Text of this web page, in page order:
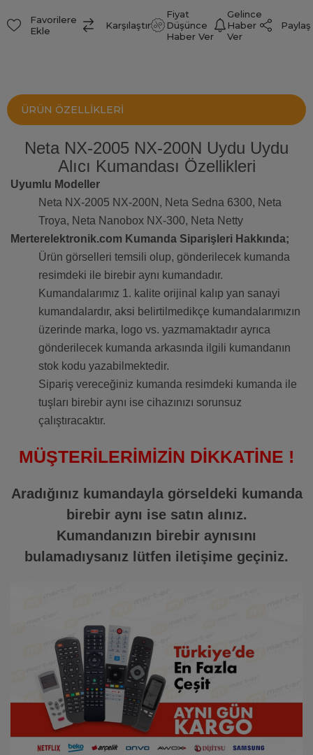
Favorilere
Ekle
Karşılaştır
Fiyat
Düşünce
Haber Ver
Gelince
Haber
Ver
Paylaş
ÜRÜN ÖZELLIKLERI
Neta NX-2005 NX-200N Uydu Uydu
Alıcı Kumandası Özellikleri
Uyumlu Modeller
Neta NX-2005 NX-200N, Neta Sedna 6300, Neta
Troya, Neta Nanobox NX-300, Neta Netty
Merterelektronik.com Kumanda Siparişleri Hakkında;
Ürün görselleri temsili olup, gönderilecek kumanda
resimdeki ile birebir aynı kumandadır.
Kumandalarımız 1. kalite orijinal kalıp yan sanayi
kumandalardır, aksi belirtilmedikçe kumandalarımızın
üzerinde marka, logo vs. yazmamaktadır ayrıca
gönderilecek kumanda arkasında ilgili kumandanın
stok kodu yazabilmektedir.
Sipariş vereceğiniz kumanda resimdeki kumanda ile
tuşları birebir aynı ise cihazınızı sorunsuz
çalıştıracaktır.
MÜŞTERİLERİMİZİN DİKKATİNE !
Aradığınız kumandayla görseldeki kumanda
birebir aynı ise satın alınız.
Kumandanızın birebir aynısını
bulamadıysanız lütfen iletişime geçiniz.